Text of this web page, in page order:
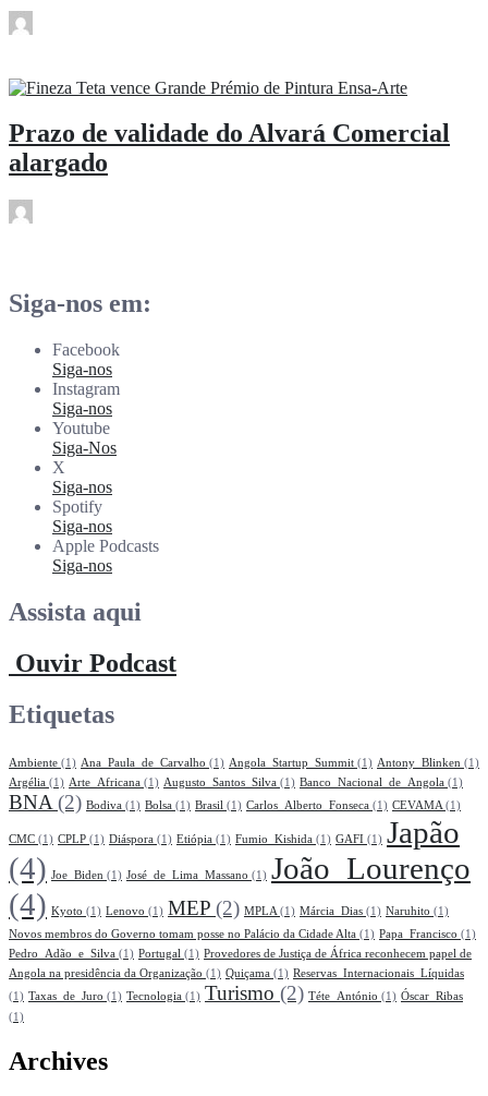
Prazo de validade do Alvará Comercial
alargado
Siga-nos em:
Facebook
Siga-nos
Instagram
Siga-nos
Youtube
Siga-Nos
X
Siga-nos
Spotify
Siga-nos
Apple Podcasts
Siga-nos
Assista aqui
Ouvir Podcast
Etiquetas
Ambiente (1) Ana_Paula_de_Carvalho (1) Angola_Startup_Summit (1) Antony_Blinken (1)
Argélia (1) Arte_Africana (1) Augusto_Santos_Silva (1) Banco_Nacional_de_Angola (1)
BNA (2) Bodiva (1) Bolsa (1) Brasil (1) Carlos_Alberto_Fonseca (1) CEVAMA (1)
CMC (1) CPLP (1) Diáspora (1) Etiópia (1) Fumio_Kishida (1) GAFI (1) Japão
(4) Joe_Biden (1) José_de_Lima_Massano (1) João_Lourenço
(4) Kyoto (1) Lenovo (1) MEP (2) MPLA (1) Márcia_Dias (1) Naruhito (1)
Novos membros do Governo tomam posse no Palácio da Cidade Alta (1) Papa_Francisco (1)
Pedro_Adão_e_Silva (1) Portugal (1) Provedores de Justiça de África reconhecem papel de
Angola na presidência da Organização (1) Quiçama (1) Reservas_Internacionais_Líquidas
(1) Taxas_de_Juro (1) Tecnologia (1) Turismo (2) Téte_António (1) Óscar_Ribas
(1)
Archives